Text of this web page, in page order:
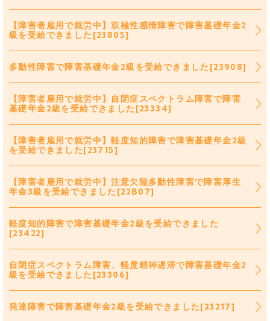
【障害者雇用で就労中】双極性感情障害で障害基礎年金2
級を受給できました[23805]
多動性障害で障害基礎年金2級を受給できました[23908]
【障害者雇用で就労中】自閉症スペクトラム障害で障害
基礎年金2級を受給できました[23334]
【障害者雇用で就労中】軽度知的障害で障害基礎年金2級
を受給できました[23715]
【障害者雇用で就労中】注意欠陥多動性障害で障害厚生
年金3級を受給できました[22B07]
軽度知的障害で障害基礎年金2級を受給できました
[23422]
自閉症スペクトラム障害、軽度精神遅滞で障害基礎年金2
級を受給できました[23306]
発達障害で障害基礎年金2級を受給できました[23217]